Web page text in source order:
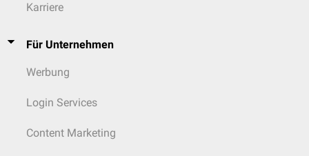
Karriere
Für Unternehmen
Werbung
Login Services
Content Marketing